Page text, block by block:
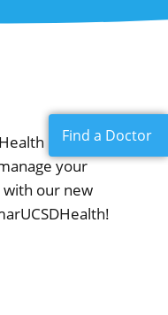
now
your
our new
Find a Doctor